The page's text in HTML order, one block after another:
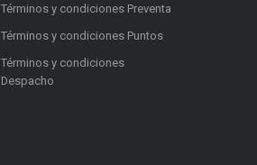
Términos y condiciones Preventa
Términos y condiciones Puntos
Términos y condiciones
Despacho